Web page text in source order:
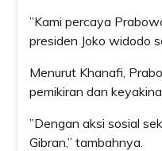
’’Kami percaya
presiden Joko widodo
Menurut Khanafi,
pemikiran dan
’’Dengan aksi sosial
Gibran,’’ tambahnya.